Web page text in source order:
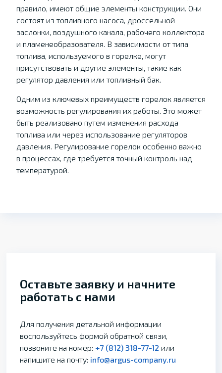
правило, имеют общие элементы конструкции. Они
состоят из топливного насоса, дроссельной
заслонки, воздушного канала, рабочего коллектора
и пламенеобразователя. В зависимости от типа
топлива, используемого в горелке, могут
присутствовать и другие элементы, такие как
регулятор давления или топливный бак.
Одним из ключевых преимуществ горелок является
возможность регулирования их работы. Это может
быть реализовано путем изменения расхода
топлива или через использование регуляторов
давления. Регулирование горелок особенно важно
в процессах, где требуется точный контроль над
температурой.
Оставьте заявку и начните
работать с нами
Для получения детальной информации
воспользуйтесь формой обратной связи,
позвоните на номер: +7 (812) 318-77-12 или
напишите на почту: info@argus-company.ru